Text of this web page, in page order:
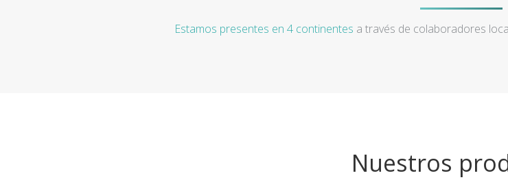
Estamos presentes en 4 continentes a través de colaboradores
Nuestros